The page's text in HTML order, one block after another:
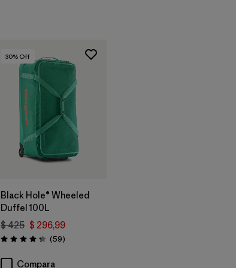
Agregar a la
Bolsa
30% Off
Black Hole® Wheeled
Duffel 100L
$ 425 $ 296,99
Valoración: 4.3 / 5
(59Comentarios
)
Compara